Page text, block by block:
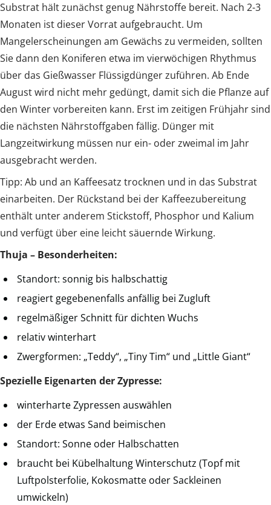
Substrat hält zunächst genug Nährstoffe bereit. Nach 2-3
Monaten ist dieser Vorrat aufgebraucht. Um
Mangelerscheinungen am Gewächs zu vermeiden, sollten
Sie dann den Koniferen etwa im vierwöchigen Rhythmus
über das Gießwasser Flüssigdünger zuführen. Ab Ende
August wird nicht mehr gedüngt, damit sich die Pflanze auf
den Winter vorbereiten kann. Erst im zeitigen Frühjahr sind
die nächsten Nährstoffgaben fällig. Dünger mit
Langzeitwirkung müssen nur ein- oder zweimal im Jahr
ausgebracht werden.
Tipp: Ab und an Kaffeesatz trocknen und in das Substrat
einarbeiten. Der Rückstand bei der Kaffeezubereitung
enthält unter anderem Stickstoff, Phosphor und Kalium
und verfügt über eine leicht säuernde Wirkung.
Thuja – Besonderheiten:
Standort: sonnig bis halbschattig
reagiert gegebenenfalls anfällig bei Zugluft
regelmäßiger Schnitt für dichten Wuchs
relativ winterhart
Zwergformen: „Teddy“, „Tiny Tim“ und „Little Giant“
Spezielle Eigenarten der Zypresse:
winterharte Zypressen auswählen
der Erde etwas Sand beimischen
Standort: Sonne oder Halbschatten
braucht bei Kübelhaltung Winterschutz (Topf mit
Luftpolsterfolie, Kokosmatte oder Sackleinen
umwickeln)